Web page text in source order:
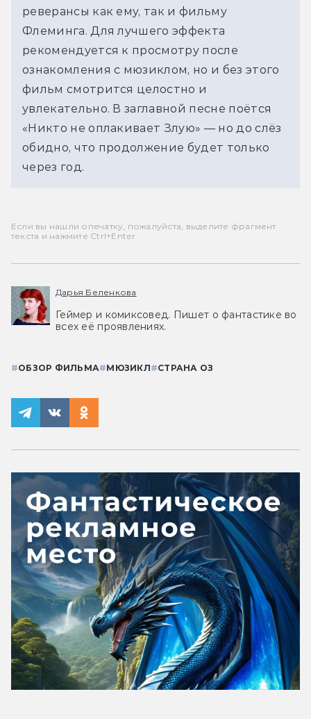
реверансы как ему, так и фильму
Флеминга. Для лучшего эффекта
рекомендуется к просмотру после
ознакомления с мюзиклом, но и без этого
фильм смотрится целостно и
увлекательно. В заглавной песне поётся
«Никто не оплакивает Злую» — но до слёз
обидно, что продолжение будет только
через год.
Если вы нашли опечатку, пожалуйста, выделите фрагмент
текста и нажмите Ctrl+Enter.
Дарья Беленкова
Геймер и комиксовед. Пишет о фантастике во
всех её проявлениях.
#ОБЗОР ФИЛЬМА#МЮЗИКЛ#СТРАНА ОЗ